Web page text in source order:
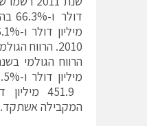
המקבילה אשתקד.